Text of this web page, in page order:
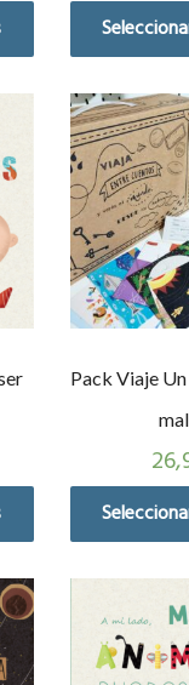
Pack Viaje